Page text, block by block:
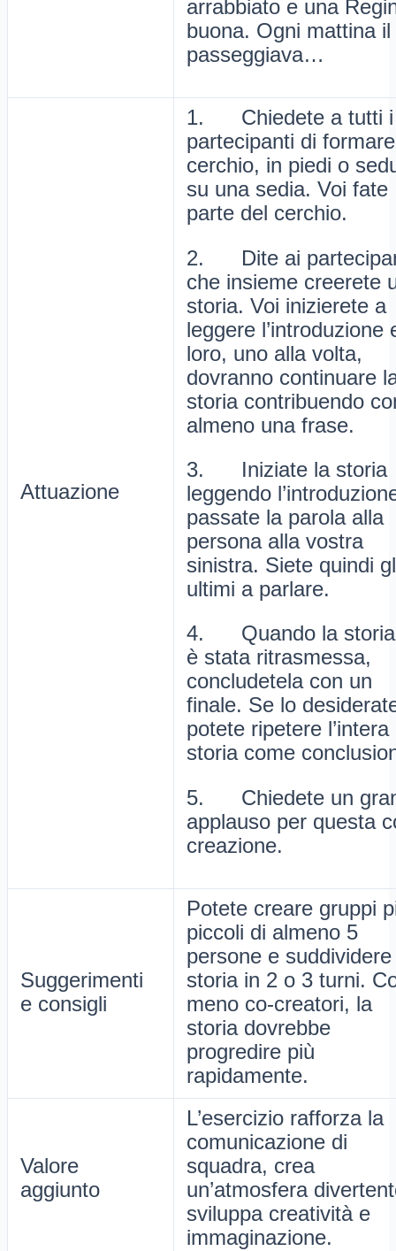
arrabbiato e una
buona. Ogni mattina il
passeggiava…
Attuazione
1. Chiedete a tutti i
partecipanti di
cerchio, in piedi o
su una sedia. Voi fate
parte del cerchio.
2. Dite ai
che insieme creerete
storia. Voi inizierete a
leggere l’introduzione
loro, uno alla volta,
dovranno continuare
storia contribuendo
almeno una frase.
3. Iniziate la storia
leggendo
passate la parola alla
persona alla vostra
sinistra. Siete quindi
ultimi a parlare.
4. Quando la
è stata ritrasmessa,
concludetela con un
finale. Se lo
potete ripetere l’intera
storia come
5. Chiedete un
applauso per questa
creazione.
Suggerimenti
e consigli
Potete creare gruppi
piccoli di almeno 5
persone e
storia in 2 o 3 turni.
meno co-creatori, la
storia dovrebbe
progredire più
rapidamente.
Valore
aggiunto
L’esercizio rafforza la
comunicazione di
squadra, crea
un’atmosfera
sviluppa creatività e
immaginazione.